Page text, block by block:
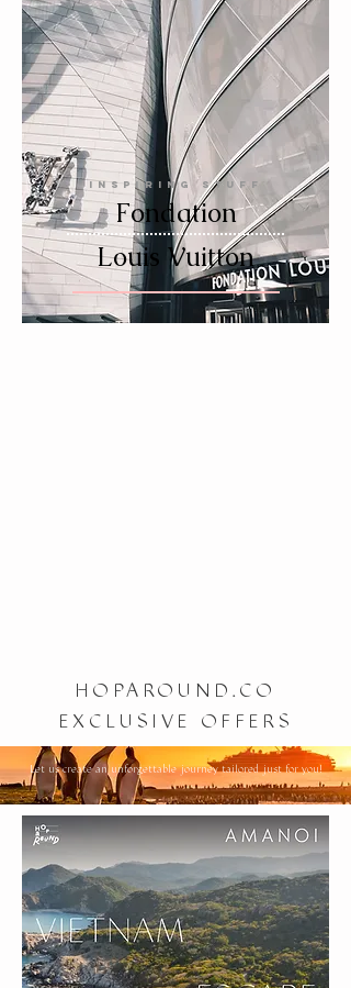
INSPIRING STUFF
Fondation
Louis Vuitton
HOPAROUND.CO
EXCLUSIVE OFFERS
Let us create an unforgettable journey tailored just for you!